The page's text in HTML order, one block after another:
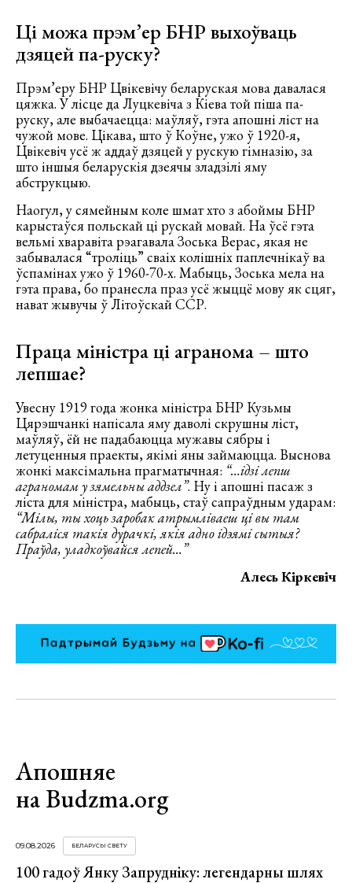
Ці можа прэм’ер БНР выхоўваць
дзяцей па-руску?
Прэм’еру БНР Цвікевічу беларуская мова давалася
цяжка. У лісце да Луцкевіча з Кіева той піша па-
руску, але выбачаецца: маўляў, гэта апошні ліст на
чужой мове. Цікава, што ў Коўне, ужо ў 1920-я,
Цвікевіч усё ж аддаў дзяцей у рускую гімназію, за
што іншыя беларускія дзеячы зладзілі яму
абструкцыю.
Наогул, у сямейным коле шмат хто з абоймы БНР
карыстаўся польскай ці рускай мовай. На ўсё гэта
вельмі хваравіта рэагавала Зоська Верас, якая не
забывалася “троліць” сваіх колішніх паплечнікаў ва
ўспамінах ужо ў 1960-70-х. Мабыць, Зоська мела на
гэта права, бо пранесла праз усё жыццё мову як сцяг,
нават жывучы ў Літоўскай ССР.
Праца міністра ці агранома – што
лепшае?
Увесну 1919 года жонка міністра БНР Кузьмы
Цярэшчанкі напісала яму даволі скрушны ліст,
маўляў, ёй не падабаюцца мужавы сябры і
летуценныя праекты, якімі яны займаюцца. Выснова
жонкі максімальна прагматычная: “…ідзі лепш
аграномам у зямельны аддзел”. Ну і апошні пасаж з
ліста для міністра, мабыць, стаў сапраўдным ударам:
“Мілы, ты хоць заробак атрымліваеш ці вы там
сабраліся такія дурачкі, якія адно ідэямі сытыя?
Праўда, уладкоўвайся лепей…”
Алесь Кіркевіч
Апошняе
на Budzma.org
09.08.2026 БЕЛАРУСЫ СВЕТУ
100 гадоў Янку Запрудніку: легендарны шлях